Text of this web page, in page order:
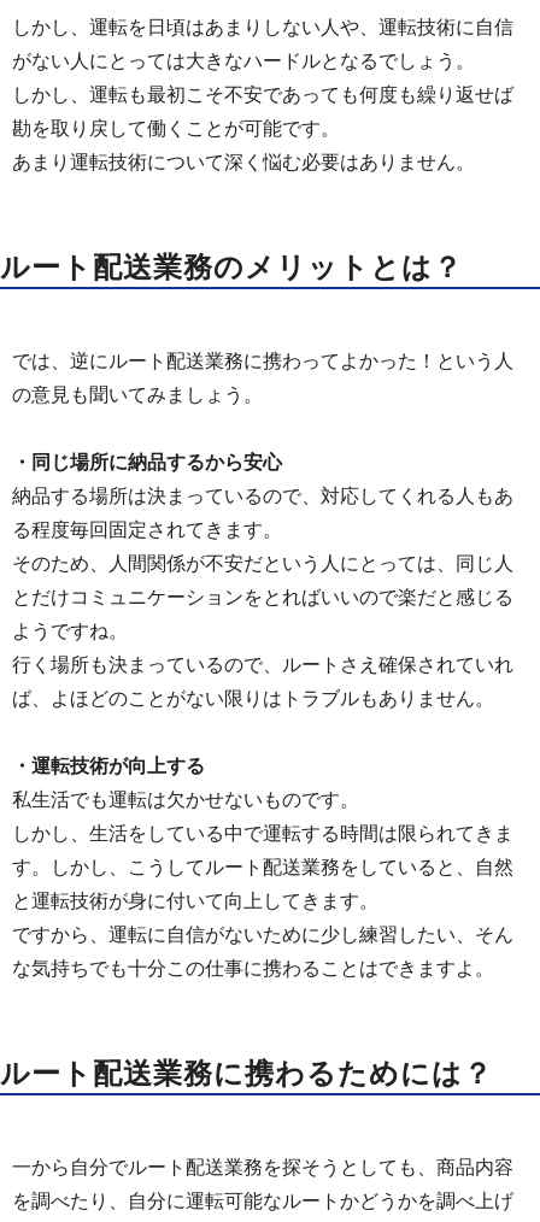
しかし、運転を日頃はあまりしない人や、運転技術に自信
がない人にとっては大きなハードルとなるでしょう。
しかし、運転も最初こそ不安であっても何度も繰り返せば
勘を取り戻して働くことが可能です。
あまり運転技術について深く悩む必要はありません。
ルート配送業務のメリットとは？
では、逆にルート配送業務に携わってよかった！という人
の意見も聞いてみましょう。
・同じ場所に納品するから安心
納品する場所は決まっているので、対応してくれる人もあ
る程度毎回固定されてきます。
そのため、人間関係が不安だという人にとっては、同じ人
とだけコミュニケーションをとればいいので楽だと感じる
ようですね。
行く場所も決まっているので、ルートさえ確保されていれ
ば、よほどのことがない限りはトラブルもありません。
・運転技術が向上する
私生活でも運転は欠かせないものです。
しかし、生活をしている中で運転する時間は限られてきま
す。しかし、こうしてルート配送業務をしていると、自然
と運転技術が身に付いて向上してきます。
ですから、運転に自信がないために少し練習したい、そん
な気持ちでも十分この仕事に携わることはできますよ。
ルート配送業務に携わるためには？
一から自分でルート配送業務を探そうとしても、商品内容
を調べたり、自分に運転可能なルートかどうかを調べ上げ